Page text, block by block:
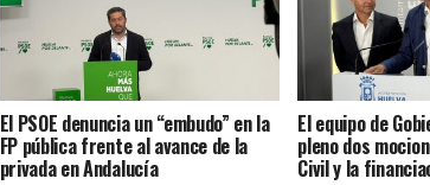
El PSOE denuncia un “embudo” en la
FP pública frente al avance de la
privada en Andalucía
El equipo de
pleno dos
Civil y la